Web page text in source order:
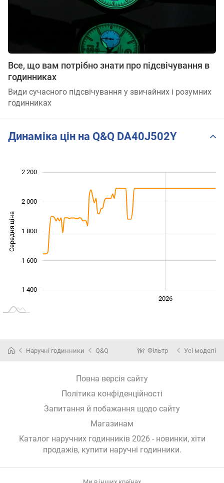
Все, що вам потрібно знати про підсвічування в
годинниках
Види сучасного підсвічування у звичайних і розумних
годинниках
Динаміка цін на Q&Q DA40J502Y
Середня ціна 1 400
1 400
1 600
1 800
2 000
2 200
2026
Наручні годинники Q&Q Фільтр Усі моделі
Повна версія сайту
Політика конфіденційності
Запитання й побажання щодо сайту
Магазинам
Каталог наручних годинників 2026 - новинки, хіти
продажів, купити наручні годинники.